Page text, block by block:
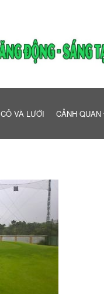
CỎ VÀ LƯỚI CẢNH